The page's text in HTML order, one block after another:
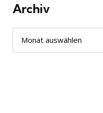
Archiv
Archiv